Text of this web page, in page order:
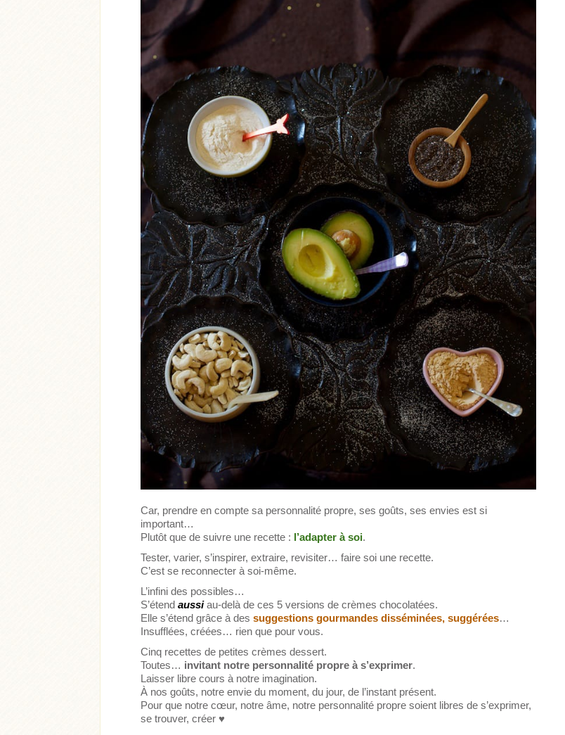
Car, prendre en compte sa personnalité propre, ses goûts, ses envies est si
important…
Plutôt que de suivre une recette : l’adapter à soi.
Tester, varier, s’inspirer, extraire, revisiter… faire soi une recette.
C’est se reconnecter à soi-même.
L’infini des possibles…
S’étendaussiau-delà de ces 5 versions de crèmes chocolatées.
Elle s’étend grâce à dessuggestions gourmandes disséminées, suggérées…
Insufflées, créées… rien que pour vous.
Cinq recettes de petites crèmes dessert.
Toutes… invitant notre personnalité propre à s’exprimer.
Laisser libre cours à notre imagination.
À nos goûts, notre envie du moment, du jour, de l’instant présent.
Pour que notre cœur, notre âme, notre personnalité propre soient libres de s’exprimer,
se trouver, créer ♥